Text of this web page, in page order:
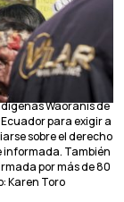
Waoranis de
para exigir a
sobre el derecho
informada. También
por más de 80
Karen Toro